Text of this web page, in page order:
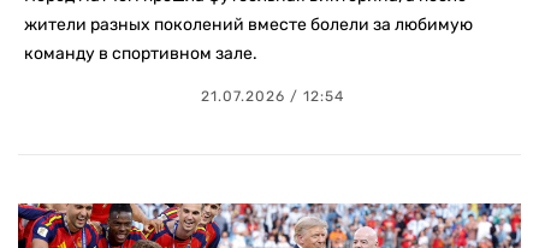
жители разных поколений вместе болели за любимую
команду в спортивном зале.
21.07.2026 / 12:54